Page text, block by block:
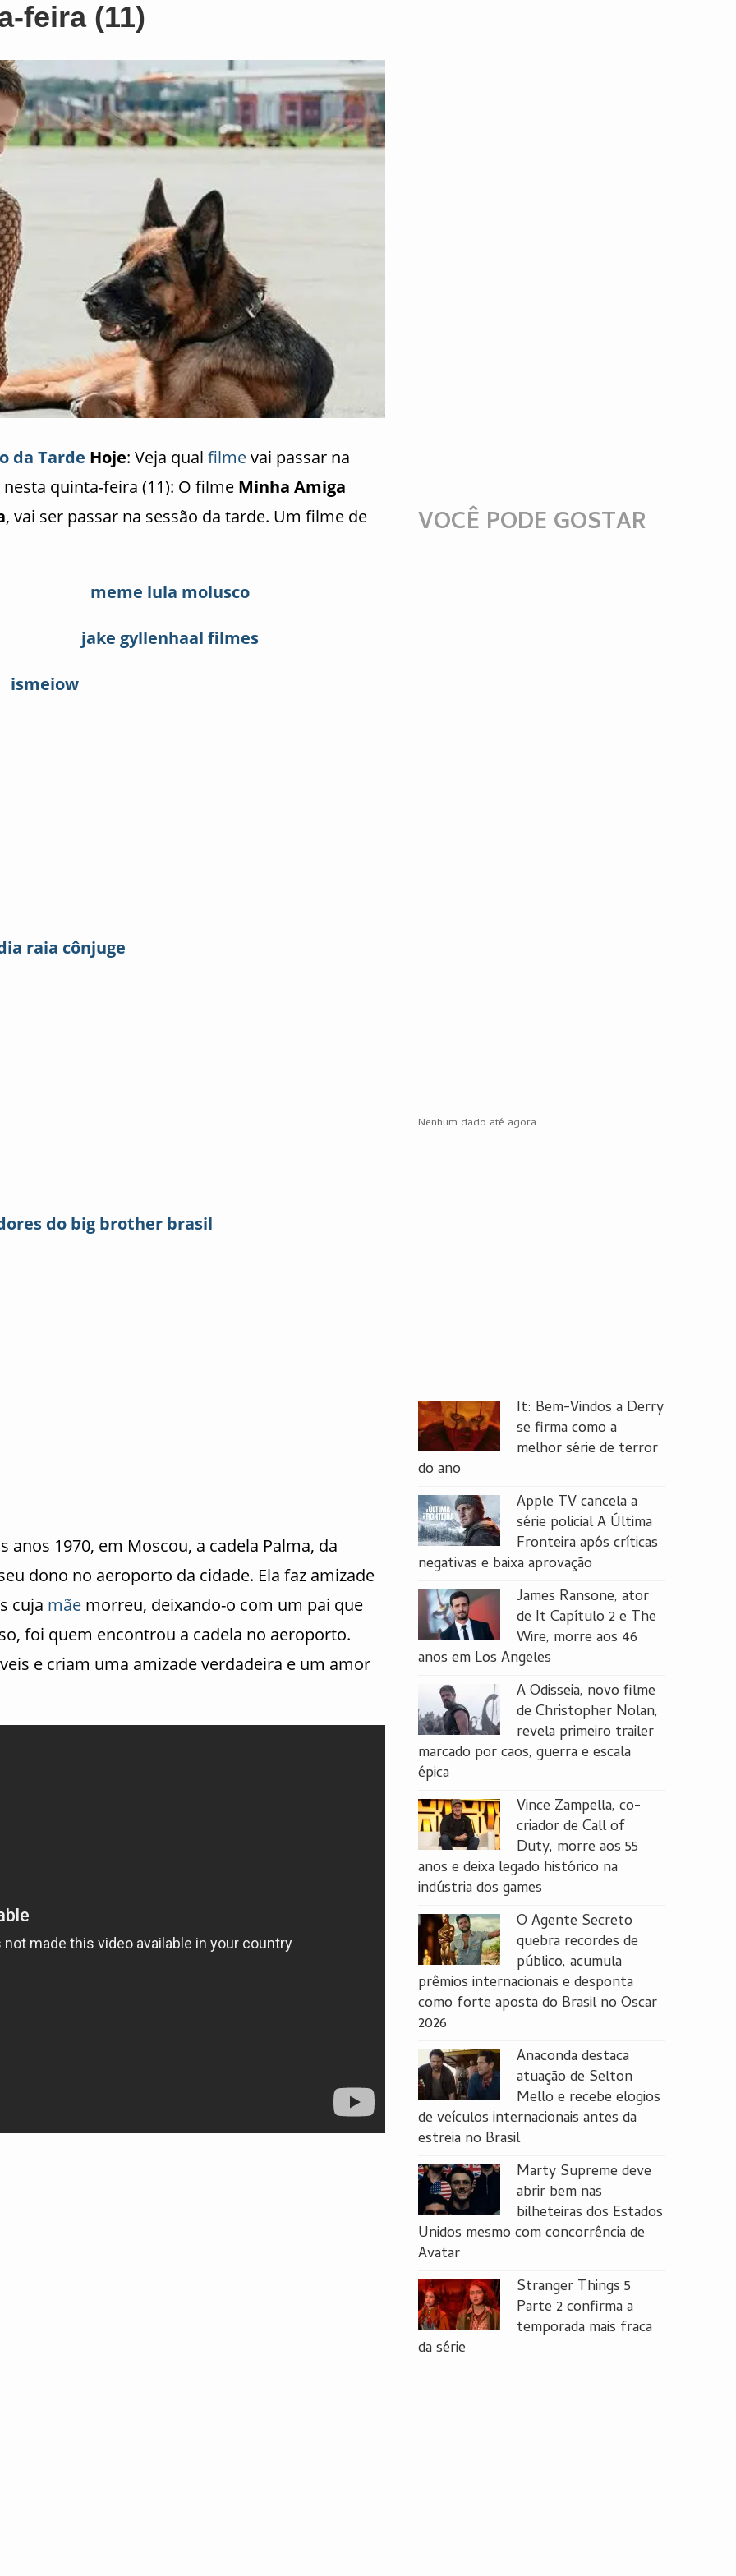
feira (11)
da Tarde Hoje: Veja qual filmevai passar na
nesta quinta-feira (11): O filme Minha Amiga
, vai ser passar na sessão da tarde. Um filme de
meme lula molusco
jake gyllenhaal filmes
ismeiow
raia cônjuge
do big brother brasil
anos 1970, em Moscou, a cadela Palma, da
dono no aeroporto da cidade. Ela faz amizade
cuja mãe morreu, deixando-o com um pai que
foi quem encontrou a cadela no aeroporto.
e criam uma amizade verdadeira e um amor
VOCÊ PODE GOSTAR
Nenhum dado até agora.
It: Bem-Vindos a Derry
se firma como a
melhor série de terror
do ano
Apple TV cancela a
série policial A Última
Fronteira após críticas
negativas e baixa aprovação
James Ransone, ator
de It Capítulo 2 e The
Wire, morre aos 46
anos em Los Angeles
A Odisseia, novo filme
de Christopher Nolan,
revela primeiro trailer
marcado por caos, guerra e escala
épica
Vince Zampella, co-
criador de Call of
Duty, morre aos 55
anos e deixa legado histórico na
indústria dos games
O Agente Secreto
quebra recordes de
público, acumula
prêmios internacionais e desponta
como forte aposta do Brasil no Oscar
2026
Anaconda destaca
atuação de Selton
Mello e recebe elogios
de veículos internacionais antes da
estreia no Brasil
Marty Supreme deve
abrir bem nas
bilheteiras dos Estados
Unidos mesmo com concorrência de
Avatar
Stranger Things 5
Parte 2 confirma a
temporada mais fraca
da série